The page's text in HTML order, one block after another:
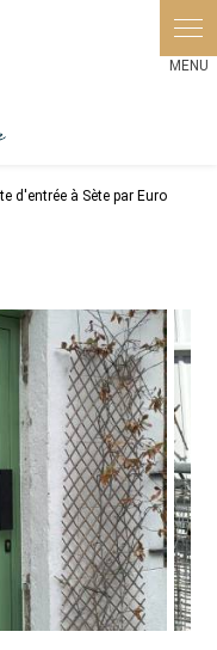
d'entrée à Sète par Euro